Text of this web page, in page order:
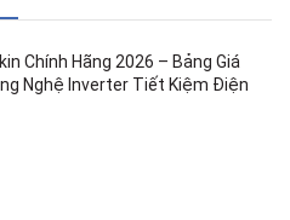
Chính Hãng 2026 – Bảng Giá
Nghệ Inverter Tiết Kiệm Điện